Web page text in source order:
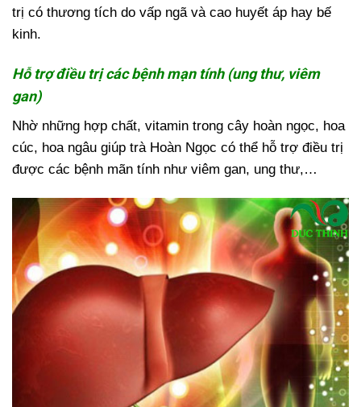
trị có thương tích do vấp ngã và cao huyết áp hay bế
kinh.
Hỗ trợ điều trị các bệnh mạn tính (ung thư, viêm
gan)
Nhờ những hợp chất, vitamin trong cây hoàn ngọc, hoa
cúc, hoa ngâu giúp trà Hoàn Ngọc có thể hỗ trợ điều trị
được các bệnh mãn tính như viêm gan, ung thư,…